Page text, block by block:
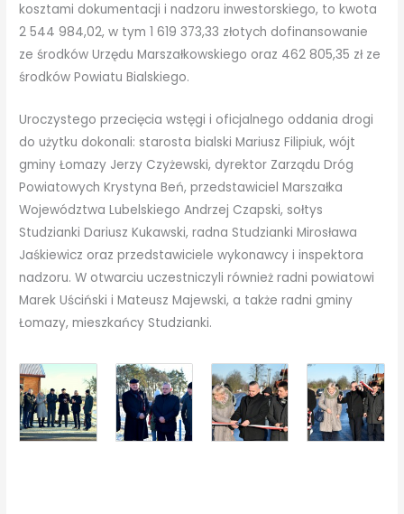
kosztami dokumentacji i nadzoru inwestorskiego, to kwota
2 544 984,02, w tym 1 619 373,33 złotych dofinansowanie
ze środków Urzędu Marszałkowskiego oraz 462 805,35 zł ze
środków Powiatu Bialskiego.
Uroczystego przecięcia wstęgi i oficjalnego oddania drogi
do użytku dokonali: starosta bialski Mariusz Filipiuk, wójt
gminy Łomazy Jerzy Czyżewski, dyrektor Zarządu Dróg
Powiatowych Krystyna Beń, przedstawiciel Marszałka
Województwa Lubelskiego Andrzej Czapski, sołtys
Studzianki Dariusz Kukawski, radna Studzianki Mirosława
Jaśkiewicz oraz przedstawiciele wykonawcy i inspektora
nadzoru. W otwarciu uczestniczyli również radni powiatowi
Marek Uściński i Mateusz Majewski, a także radni gminy
Łomazy, mieszkańcy Studzianki.